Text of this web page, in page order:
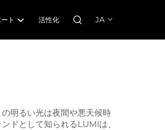
ト 活性化 JA
明るい光は夜間や悪天候時
ドとして知られるLUMIは、